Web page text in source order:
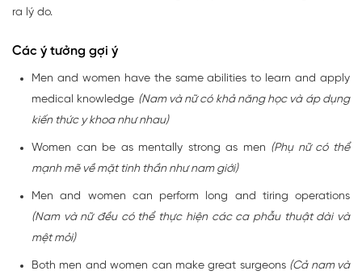
ra lý do.
Các ý tưởng gợi ý
Men and women have the same abilities to learn and apply
medical knowledge (Nam và nữ có khả năng học và áp dụng
kiến thức y khoa như nhau)
Women can be as mentally strong as men (Phụ nữ có thể
mạnh mẽ về mặt tinh thần như nam giới)
Men and women can perform long and tiring operations
(Nam và nữ đều có thể thực hiện các ca phẫu thuật dài và
mệt mỏi)
Both men and women can make great surgeons (Cả nam và